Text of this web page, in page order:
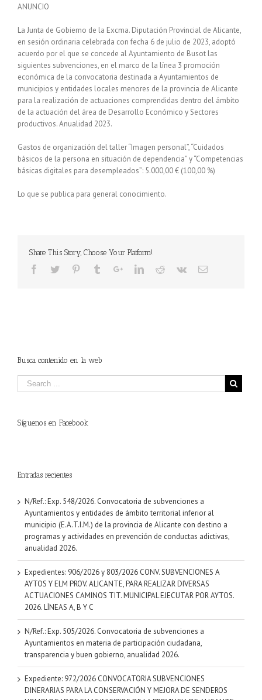
ANUNCIO
La Junta de Gobierno de la Excma. Diputación Provincial de Alicante,
en sesión ordinaria celebrada con fecha 6 de julio de 2023, adoptó
acuerdo por el que se concede al Ayuntamiento de Busot las
siguientes subvenciones, en el marco de la línea 3 promoción
económica de la convocatoria destinada a Ayuntamientos de
municipios y entidades locales menores de la provincia de Alicante
para la realización de actuaciones comprendidas dentro del ámbito
de la actuación del área de Desarrollo Económico y Sectores
productivos. Anualidad 2023.
Gastos de organización del taller “Imagen personal”, “Cuidados
básicos de la persona en situación de dependencia” y “Competencias
básicas digitales para desempleados”: 5.000,00 € (100,00 %)
Lo que se publica para general conocimiento.
Share This Story, Choose Your Platform!
Busca contenido en la web
Síguenos en Facebook
Entradas recientes
N/Ref.: Exp. 548/2026. Convocatoria de subvenciones a
Ayuntamientos y entidades de ámbito territorial inferior al
municipio (E.A.T.I.M.) de la provincia de Alicante con destino a
programas y actividades en prevención de conductas adictivas,
anualidad 2026.
Expedientes: 906/2026 y 803/2026 CONV. SUBVENCIONES A
AYTOS Y ELM PROV. ALICANTE, PARA REALIZAR DIVERSAS
ACTUACIONES CAMINOS TIT. MUNICIPAL EJECUTAR POR AYTOS.
2026. LÍNEAS A, B Y C
N/Ref.: Exp. 505/2026. Convocatoria de subvenciones a
Ayuntamientos en materia de participación ciudadana,
transparencia y buen gobierno, anualidad 2026.
Expediente: 972/2026 CONVOCATORIA SUBVENCIONES
DINERARIAS PARA LA CONSERVACIÓN Y MEJORA DE SENDEROS